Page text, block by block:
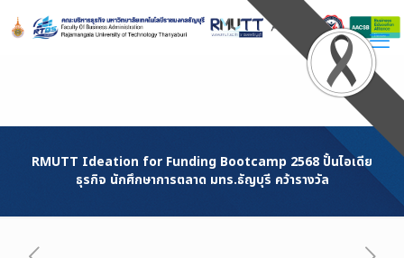
Content
RMUTT Ideation for Funding Bootcamp 2568 ปั้นไอเดีย
ธุรกิจ นักศึกษาการตลาด มทร.ธัญบุรี คว้ารางวัล